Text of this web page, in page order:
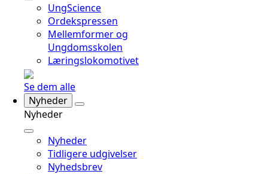
UngScience
Ordekspressen
Mellemformer og
Ungdomsskolen
Læringslokomotivet
Se dem alle
Nyheder
Nyheder
Nyheder
Tidligere udgivelser
Nyhedsbrev